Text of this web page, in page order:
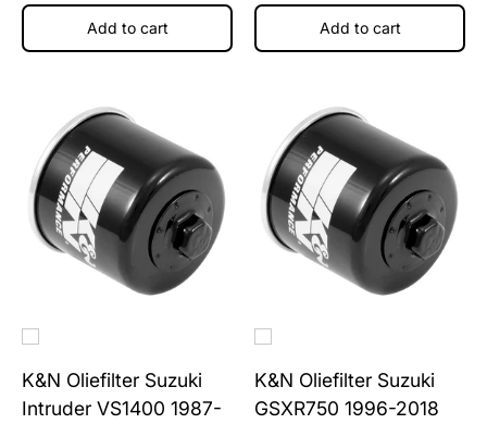
Add to cart Add to cart
K&N Oliefilter Suzuki
Intruder VS1400 1987-
K&N Oliefilter Suzuki
GSXR750 1996-2018